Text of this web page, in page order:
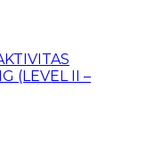
(LEVEL II –